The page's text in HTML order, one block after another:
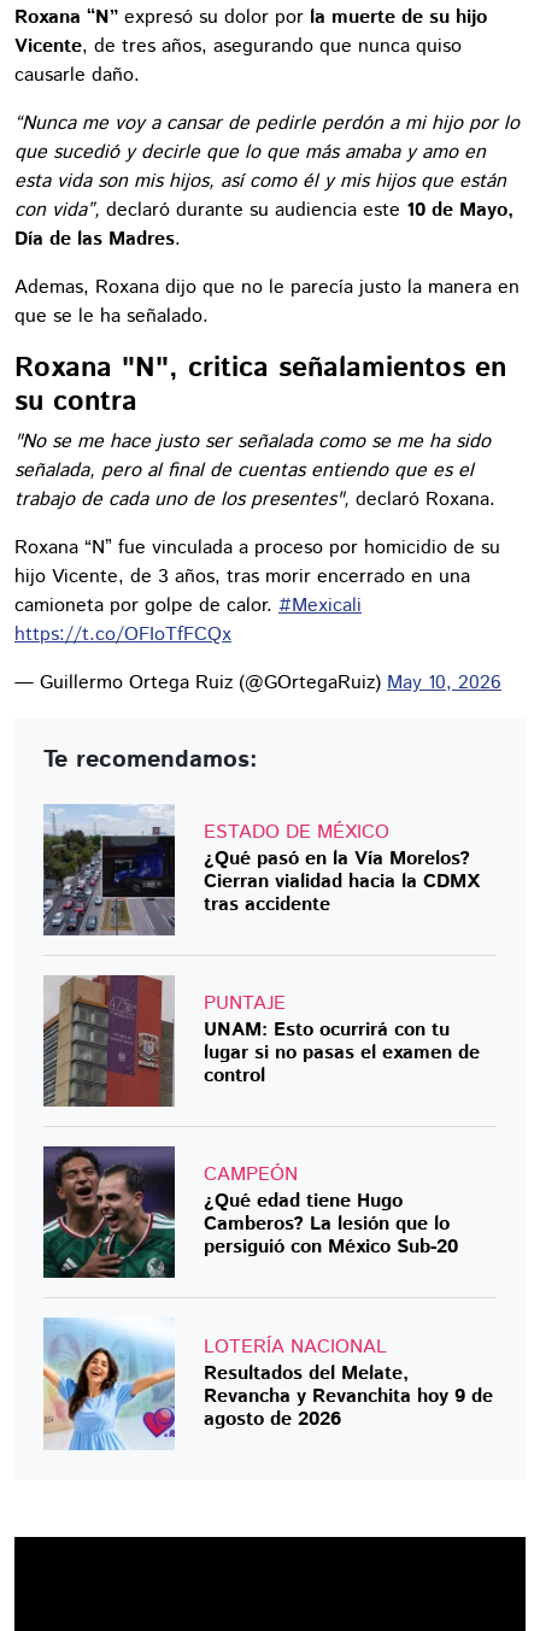
Roxana “N” expresó su dolor por la muerte de su hijo
Vicente, de tres años, asegurando que nunca quiso
causarle daño.
“Nunca me voy a cansar de pedirle perdón a mi hijo por lo
que sucedió y decirle que lo que más amaba y amo en
esta vida son mis hijos, así como él y mis hijos que están
con vida”, declaró durante su audiencia este 10 de Mayo,
Día de las Madres.
Ademas, Roxana dijo que no le parecía justo la manera en
que se le ha señalado.
Roxana "N", critica señalamientos en
su contra
"No se me hace justo ser señalada como se me ha sido
señalada, pero al final de cuentas entiendo que es el
trabajo de cada uno de los presentes", declaró Roxana.
Roxana “N” fue vinculada a proceso por homicidio de su
hijo Vicente, de 3 años, tras morir encerrado en una
camioneta por golpe de calor. #Mexicali
https://t.co/OFIoTfFCQx
— Guillermo Ortega Ruiz (@GOrtegaRuiz) May 10, 2026
Te recomendamos:
ESTADO DE MÉXICO
¿Qué pasó en la Vía Morelos?
Cierran vialidad hacia la CDMX
tras accidente
PUNTAJE
UNAM: Esto ocurrirá con tu
lugar si no pasas el examen de
control
CAMPEÓN
¿Qué edad tiene Hugo
Camberos? La lesión que lo
persiguió con México Sub-20
LOTERÍA NACIONAL
Resultados del Melate,
Revancha y Revanchita hoy 9 de
agosto de 2026